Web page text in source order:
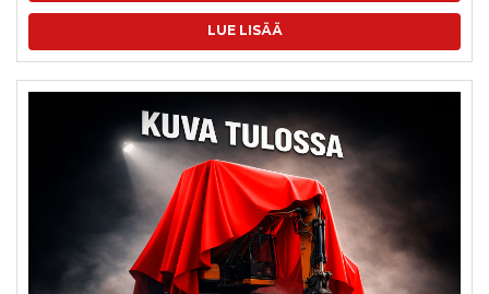
LUE LISÄÄ